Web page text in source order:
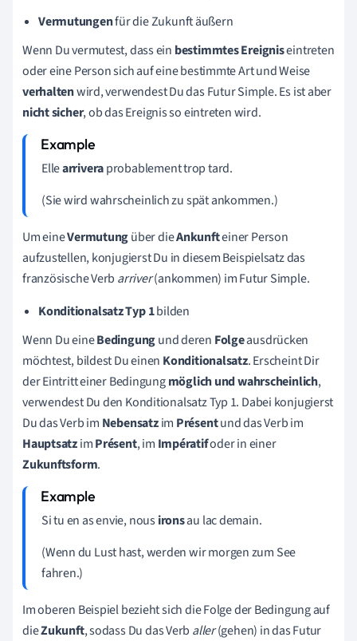
Vermutungenfür die Zukunft äußern
Wenn Du vermutest, dass ein bestimmtes Ereigniseintreten
oder eine Person sich auf eine bestimmte Art und Weise
verhaltenwird, verwendest Du das Futur Simple. Es ist aber
nichtsicher, ob das Ereignis so eintreten wird.
Ellearriveraprobablement trop tard.
(Sie wird wahrscheinlich zu spät ankommen.)
Um eineVermutungüber dieAnkunfteiner Person
aufzustellen, konjugierst Du in diesem Beispielsatz das
französische Verb arriver(ankommen) im Futur Simple.
Konditionalsatz Typ 1bilden
Wenn Du eineBedingungund deren Folgeausdrücken
möchtest, bildest Du einen Konditionalsatz. Erscheint Dir
der Eintritt einer Bedingungmöglichund wahrscheinlich,
verwendest Du den Konditionalsatz Typ 1. Dabei konjugierst
Du das Verb im Nebensatzim Présentund das Verb im
HauptsatzimPrésent, im Impératifoder in einer
Zukunftsform.
Si tu en as envie, nousironsau lac demain.
(Wenn du Lust hast, werden wir morgen zum See
fahren.)
Im oberen Beispiel bezieht sich die Folge der Bedingung auf
dieZukunft, sodass Du das Verb aller(gehen) in das Futur